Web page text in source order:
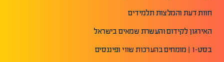
חוות דעת והמלצות תלמידים
האירגון לקידום והעשרת שמאים בישראל
בסט-1 | מומחים בהערכות שווי ופיננסים